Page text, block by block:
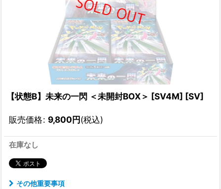
【状態B】未来の一閃 ＜未開封BOX＞ [SV4M] [SV]
販売価格: 9,800円(税込)
在庫なし
その他重要事項